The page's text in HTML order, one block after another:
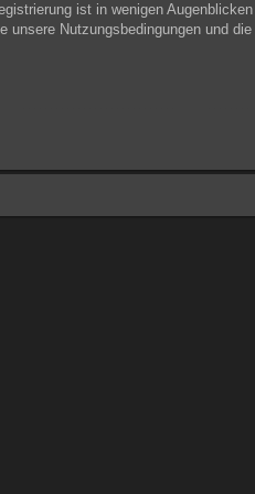
ist in wenigen
Nutzungsbedingungen und